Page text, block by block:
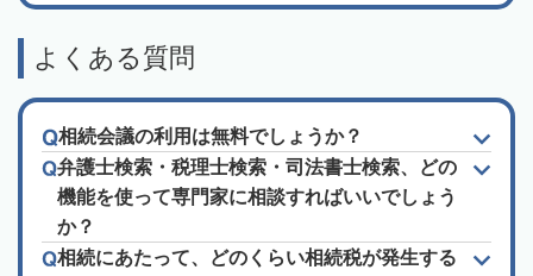
よくある質問
相続会議の利用は無料でしょうか？
弁護士検索・税理士検索・司法書士検索、どの
機能を使って専門家に相談すればいいでしょう
か？
相続にあたって、どのくらい相続税が発生する